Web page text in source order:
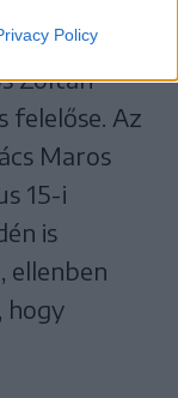
Policy
Zoltán
felelőse. Az
Maros
15-i
is
ellenben
hogy